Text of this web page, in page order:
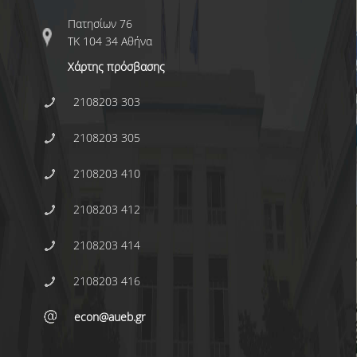
ΕΠΙΣΤΗΜΟΝΙΚΟΙ ΣΥΝΕΡΓΑΤΕΣ
Ε.Τ.Ε.Π
ΔΙΟΙΚΗΤΙΚΟ ΠΡΟΣΩΠΙΚΟ
ΜΗΤΡΩΑ
ΑΛΛΑ ΤΜΗΜΑΤΑ
Πατησίων 76
ΤΚ 104 34 Αθήνα
Χάρτης πρόσβασης
2108203 303
2108203 305
2108203 410
2108203 412
2108203 414
2108203 416
econ@aueb.gr